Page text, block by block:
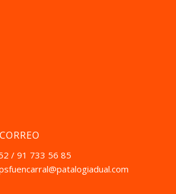
/ 91 733 56 85